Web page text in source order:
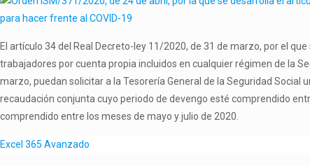
El artículo 34 del Real Decreto-ley 11/2020, de 31 de marzo, por el
trabajadores por cuenta propia incluidos en cualquier régimen de la
marzo, puedan solicitar a la Tesorería General de la Seguridad
recaudación conjunta cuyo periodo de devengo esté comprendido
comprendido entre los meses de mayo y julio de 2020.
Excel 365 Avanzado